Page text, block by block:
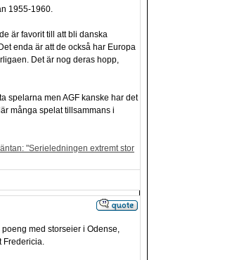
1955-1960.
är favorit till att bli danska
enda är att de också har Europa
Det är nog deras hopp,
spelarna men AGF kanske har det
många spelat tillsammans i
"Serieledningen extremt stor
med storseier i Odense,
Fredericia.